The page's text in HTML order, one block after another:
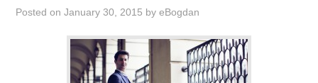
Posted onJanuary 30, 2015 byeBogdan